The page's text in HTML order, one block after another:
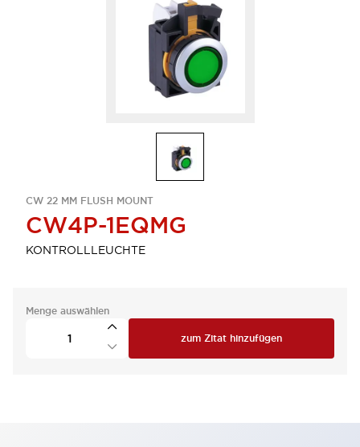
CW 22 MM FLUSH MOUNT
CW4P-1EQMG
KONTROLLLEUCHTE
Menge auswählen
zum Zitat hinzufügen